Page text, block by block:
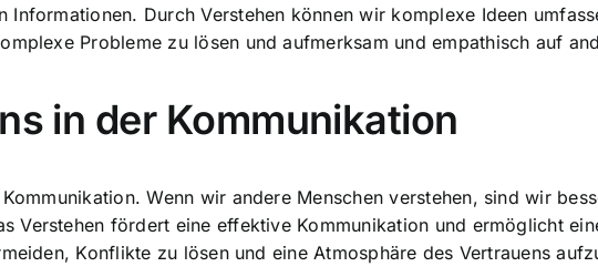
Durch Verstehen können wir komplexe Ideen
Probleme zu lösen und aufmerksam und empathisch auf
in der Kommunikation
Wenn wir andere Menschen verstehen, sind wir
Verstehen fördert eine effektive Kommunikation und ermöglicht
Konflikte zu lösen und eine Atmosphäre des Vertrauens